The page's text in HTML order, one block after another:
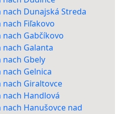
Dunajská Streda
Fiľakovo
Gabčíkovo
Galanta
Gbely
Gelnica
Giraltovce
Handlová
Hanušovce nad